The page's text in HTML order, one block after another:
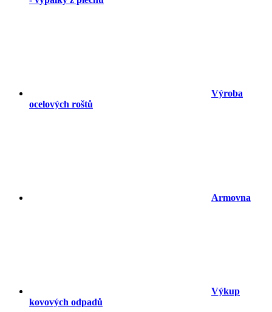
Výroba
ocelových roštů
Armovna
Výkup
kovových odpadů